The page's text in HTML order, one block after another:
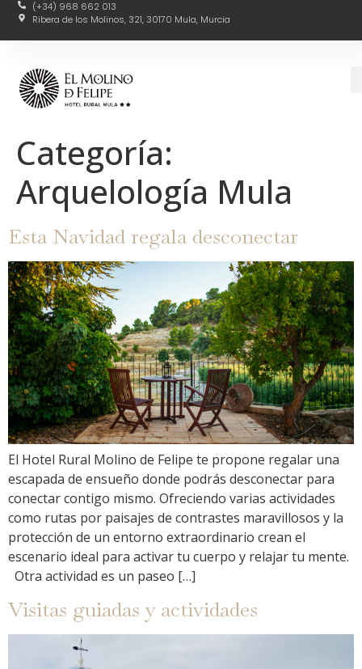
(+34) 968 662 013
Ribera de los Molinos, 321, 30170 Mula, Murcia
Categoría:
Arquelología Mula
Esta Navidad regala desconectar
El Hotel Rural Molino de Felipe te propone regalar una
escapada de ensueño donde podrás desconectar para
conectar contigo mismo. Ofreciendo varias actividades
como rutas por paisajes de contrastes maravillosos y la
protección de un entorno extraordinario crean el
escenario ideal para activar tu cuerpo y relajar tu mente.
Otra actividad es un paseo […]
Visitas guiadas y actividades